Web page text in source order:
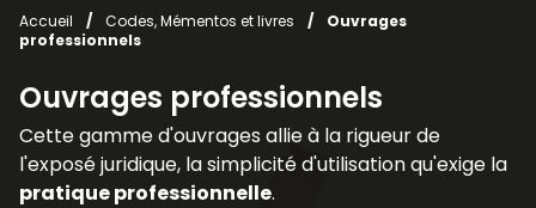
le sous-menu Vos métiers
Accueil / Codes, Mémentos et livres /
Ouvrages
professionnels
Ouvrages professionnels
Cette gamme d'ouvrages allie à la rigueur de
l'exposé juridique, la simplicité d'utilisation qu'exige la
pratique professionnelle.